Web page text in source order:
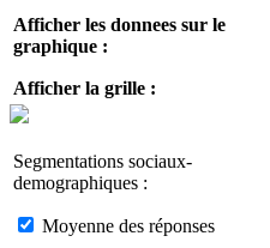
Afficher les donnees sur le
graphique :
Afficher la grille :
Segmentations sociaux-
demographiques :
Moyenne des réponses